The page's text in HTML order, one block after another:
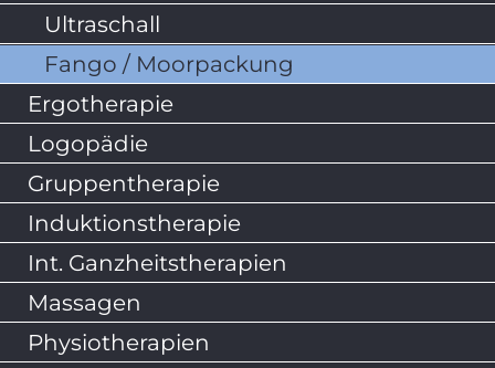
Ultraschall
Fango / Moorpackung
Ergotherapie
Logopädie
Gruppentherapie
Induktionstherapie
Int. Ganzheitstherapien
Massagen
Physiotherapien